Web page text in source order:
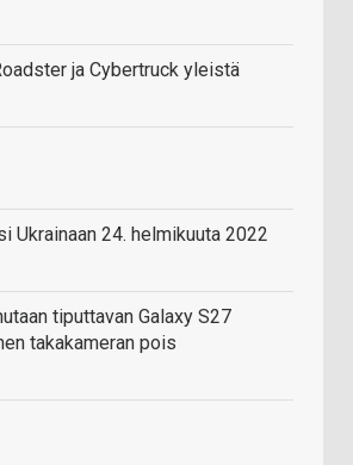
ja Cybertruck yleistä
Ukrainaan 24. helmikuuta 2022
tiputtavan Galaxy S27
takakameran pois